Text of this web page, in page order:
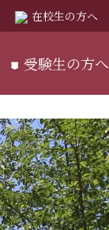
在校生の方へ
受験生の方へ